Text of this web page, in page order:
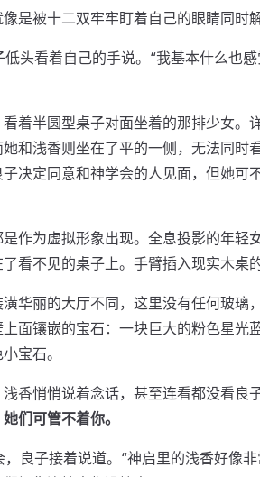
是被十二双牢牢盯着自己的眼睛同时
低头看着自己的手说。“我基本什么也
着半圆型桌子对面坐着的那排少女。
和浅香则坐在了平的一侧，无法同时
决定同意和神学会的人见面，但她可
作为虚拟形象出现。全息投影的年轻
看不见的桌子上。手臂插入现实木桌
华丽的大厅不同，这里没有任何玻璃
面镶嵌的宝石：一块巨大的粉色星光
宝石。
浅香悄悄说着念话，甚至连看都没看良子
们可管不着你。
，良子接着说道。“神启里的浅香好像